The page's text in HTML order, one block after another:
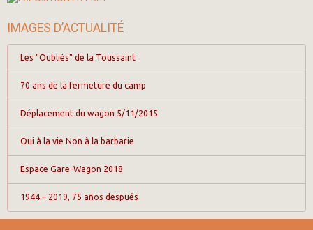
IMAGES D’ACTUALITÉ
Les "Oubliés" de la Toussaint
70 ans de la fermeture du camp
Déplacement du wagon 5/11/2015
Oui à la vie Non à la barbarie
Espace Gare-Wagon 2018
1944 – 2019, 75 años después